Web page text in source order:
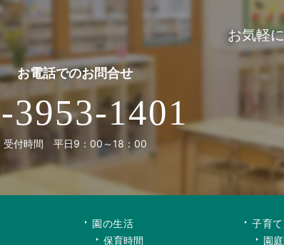
お気軽
お電話でのお問合せ
3953-1401
受付時間 平日9：00～18：00
園の生活
保育時間
子育
園